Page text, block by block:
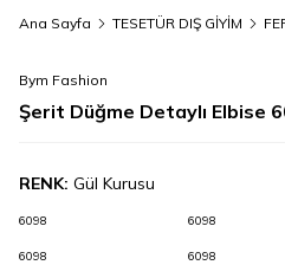
Ana Sayfa TESETÜR DIŞ GİYİM
Bym Fashion
Şerit Düğme Detaylı Elbise
RENK: Gül Kurusu
6098 6098
6098 6098